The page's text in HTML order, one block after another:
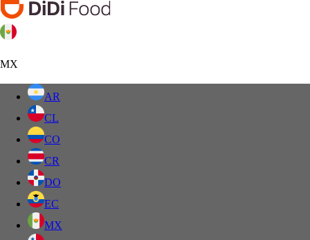
MX
AR
CL
CO
CR
DO
EC
MX